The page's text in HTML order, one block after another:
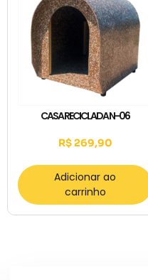
CASA RECICLADA N-06
R$269,90
Adicionar ao
carrinho